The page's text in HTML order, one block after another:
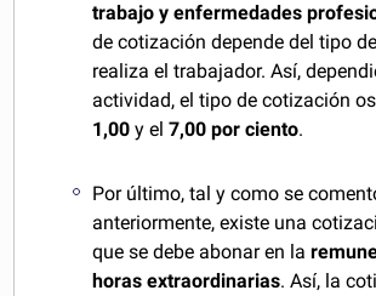
trabajo y enfermedades
de cotización depende del tipo
realiza el trabajador. Así,
actividad, el tipo de cotización
1,00y el 7,00 por ciento.
Por último, tal y como se
anteriormente, existe una
que se debe abonar en la
horas extraordinarias. Así, la